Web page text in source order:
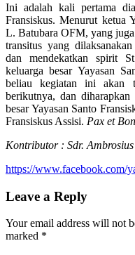
Ini adalah kali pertama
Fransiskus. Menurut ketua
L. Batubara OFM, yang
transitus yang
dan mendekatkan spirit
keluarga besar Yayasan
beliau kegiatan ini akan
berikutnya, dan
besar Yayasan Santo
Fransiskus Assisi. Pax et
Kontributor : Sdr.
https://www.facebook.com/
Leave a Reply
Your email address will not
marked *